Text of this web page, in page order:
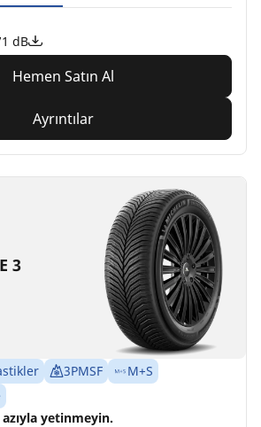
dB
Hemen Satın Al
Ayrıntılar
3
3PMSF
M+S
yetinmeyin.